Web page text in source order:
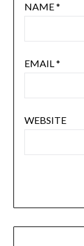
NAME*
EMAIL*
WEBSITE